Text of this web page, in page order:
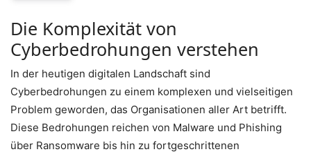
Die Komplexität von
Cyberbedrohungen verstehen
In der heutigen digitalen Landschaft sind
Cyberbedrohungen zu einem komplexen und vielseitigen
Problem geworden, das Organisationen aller Art betrifft.
Diese Bedrohungen reichen von Malware und Phishing
über Ransomware bis hin zu fortgeschrittenen